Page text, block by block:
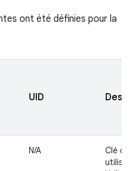
ont été définies pour la
UID
N/A
Clé